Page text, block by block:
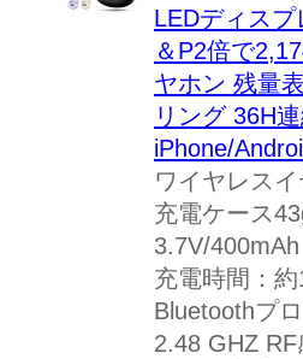
LEDディス
＆P2倍で
ヤホン 残量
リング 36H
iPhone/
ワイヤレス
充電ケース
3.7V/
充電時間：
Bluetoothプ
2.48 GHZ